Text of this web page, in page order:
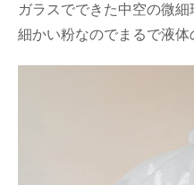
ガラスでできた中空の微
細かい粉なのでまるで液体